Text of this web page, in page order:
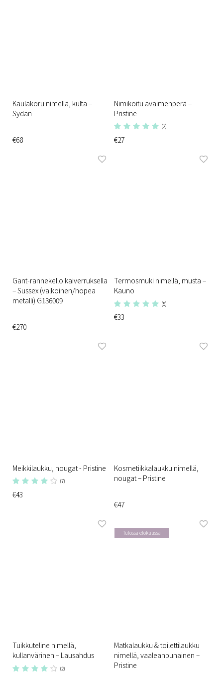
Kaulakoru nimellä, kulta –
Sydän
€68
Nimikoitu avaimenperä –
Pristine
(2)
€27
Gant-rannekello kaiverruksella
– Sussex (valkoinen/hopea
metalli) G136009
€270
Termosmuki nimellä, musta –
Kauno
(5)
€33
Meikkilaukku, nougat - Pristine
(7)
€43
Kosmetiikkalaukku nimellä,
nougat – Pristine
€47
Tuikkuteline nimellä,
kullanvärinen – Lausahdus
(2)
Tulossa elokuussa
Matkalaukku & toilettilaukku
nimellä, vaaleanpunainen –
Pristine